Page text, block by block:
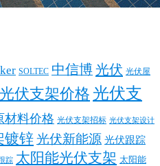
SOLTEC 中信博光伏 光伏屋
光伏支架价格 光伏支
材料价格 光伏支架招标 光伏支架设计
镀锌光伏新能源 光伏跟踪
踪 太阳能光伏支架 太阳能